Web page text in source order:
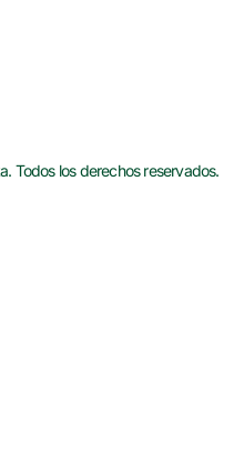
Todos los derechos reservados.